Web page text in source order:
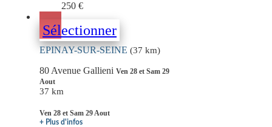
250 €
Sélectionner
EPINAY-SUR-SEINE (37 km)
80 Avenue Gallieni Ven 28 et Sam 29
Aout
37 km
Ven 28 et Sam 29 Aout
+ Plus d'infos